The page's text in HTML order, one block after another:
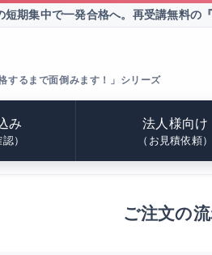
短期集中で一発合格へ。 再受講無料の
するまで面倒みます！」シリーズ
み
）
法人様向け
（お見積依頼）
ご注文の